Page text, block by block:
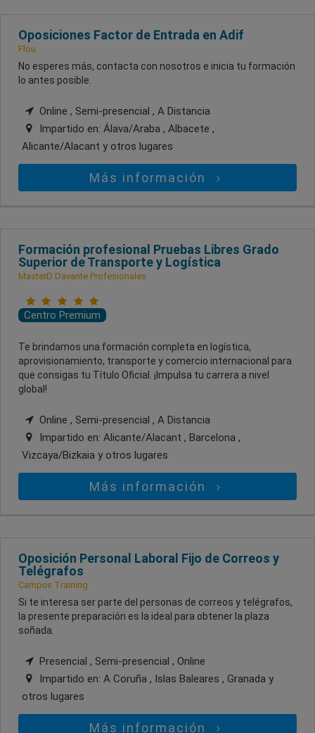
Oposiciones Factor de Entrada en Adif
Flou
No esperes más, contacta con nosotros e inicia tu formación
lo antes posible.
Online , Semi-presencial , A Distancia
Impartido en: Álava/Araba , Albacete ,
Alicante/Alacant y otros lugares
Más información
Formación profesional Pruebas Libres Grado
Superior de Transporte y Logística
MasterD Davante Profesionales
Centro Premium
Te brindamos una formación completa en logística,
aprovisionamiento, transporte y comercio internacional para
que consigas tu Título Oficial. ¡Impulsa tu carrera a nivel
global!
Online , Semi-presencial , A Distancia
Impartido en: Alicante/Alacant , Barcelona ,
Vizcaya/Bizkaia y otros lugares
Más información
Oposición Personal Laboral Fijo de Correos y
Telégrafos
Campus Training
Si te interesa ser parte del personas de correos y telégrafos,
la presente preparación es la ideal para obtener la plaza
soñada.
Presencial , Semi-presencial , Online
Impartido en: A Coruña , Islas Baleares , Granada y
otros lugares
Más información